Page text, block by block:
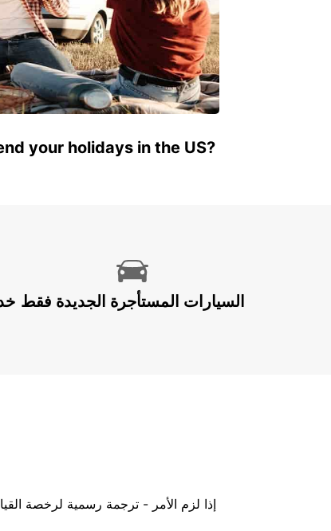
your holidays in the US?
السيارات المستأجرة الجديدة فقط
إذا لزم الأمر - ترجمة رسمية لرخصة